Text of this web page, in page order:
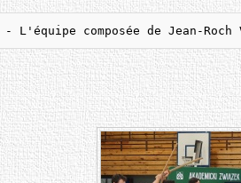
- L'équipe composée de Jean-